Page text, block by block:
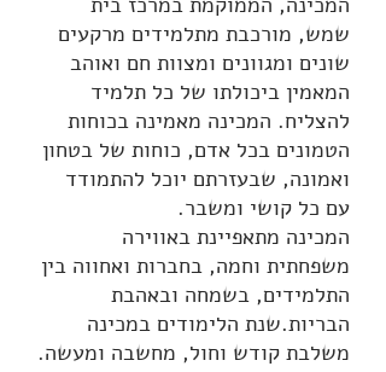
שמש, מורכבת מתלמידים מרקעים
שונים ומגוונים ומצוות חם ואוהב
המאמין ביכולתו של כל תלמיד
להצליח. המכינה מאמינה בכוחות
הטמונים בכל אדם, כוחות של בטחון
ואמונה, שבעזרתם יוכל להתמודד
עם כל קושי ומשבר.
המכינה מתאפיינת באווירה
משפחתית וחמה, בחברות ואחווה בין
התלמידים, בשמחה ובאהבת
הבריות.שנת הלימודים במכינה
משלבת קודש וחול, מחשבה ומעשה.